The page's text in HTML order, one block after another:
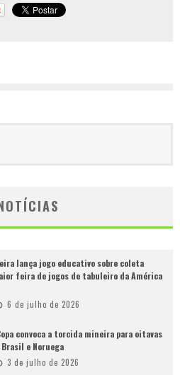
lança jogo educativo sobre coleta
feira de jogos de tabuleiro da América
6 de julho de 2026
convoca a torcida mineira para oitavas
e Noruega
3 de julho de 2026